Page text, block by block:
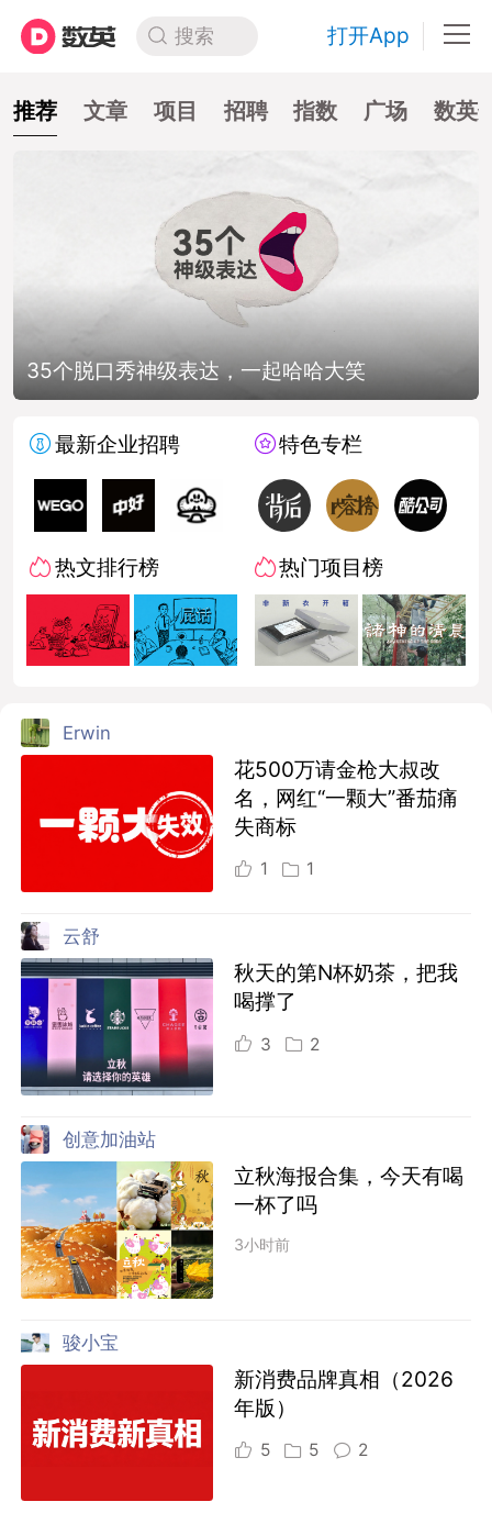
搜索 打开App
推荐 文章 项目 招聘 指数 广场 数英
35个脱口秀神级表达，一起哈哈大笑
最新企业招聘
热文排行榜
特色专栏
热门项目榜
Erwin
花500万请金枪大叔改
名，网红“一颗大”番茄痛
失商标
1 1
云舒
秋天的第N杯奶茶，把我
喝撑了
3 2
创意加油站
立秋海报合集，今天有喝
一杯了吗
3小时前
骏小宝
新消费品牌真相（2026
年版）
5 5 2